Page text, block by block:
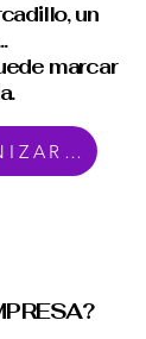
un
marcar
QUIERO ORGANIZAR UN EVENTO